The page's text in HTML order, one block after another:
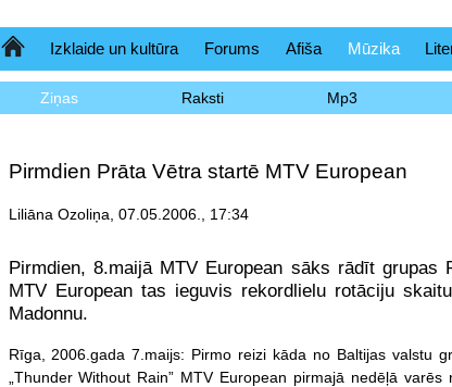
SākumlapaIzklaide un kultūra Forums Afiša Mūzika
Ziņas Raksti Mp3
Pirmdien Prāta Vētra startē MTV European
Liliāna Ozoliņa, 07.05.2006., 17:34
Pirmdien, 8.maijā MTV European sāks rādīt grupas
MTV European tas ieguvis rekordlielu rotāciju
Madonnu.
Rīga, 2006.gada 7.maijs: Pirmo reizi kāda no Baltijas valstu
„Thunder Without Rain” MTV European pirmajā nedēļā